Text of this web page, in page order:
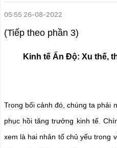
05:55 26-08-2022
(Tiếp theo phần 3)
Kinh tế Ấn Độ: Xu thế,
Trong bối cảnh đó, chúng ta phải
phục hồi tăng trưởng kinh tế.
xem là hai nhân tố chủ yếu trong